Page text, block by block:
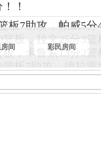
！
板7助攻，帕威5分
篮板，拉文25分3篮
板，卡鲁索13分2篮
板7助攻，德拉蒙
3分4篮板，布拉
间 彩民房间